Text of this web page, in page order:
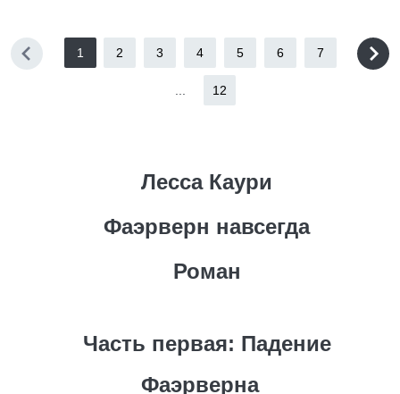
1 2 3 4 5 6 7
12
Лесса Каури
Фаэрверн навсегда
Роман
Часть первая: Падение
Фаэрверна